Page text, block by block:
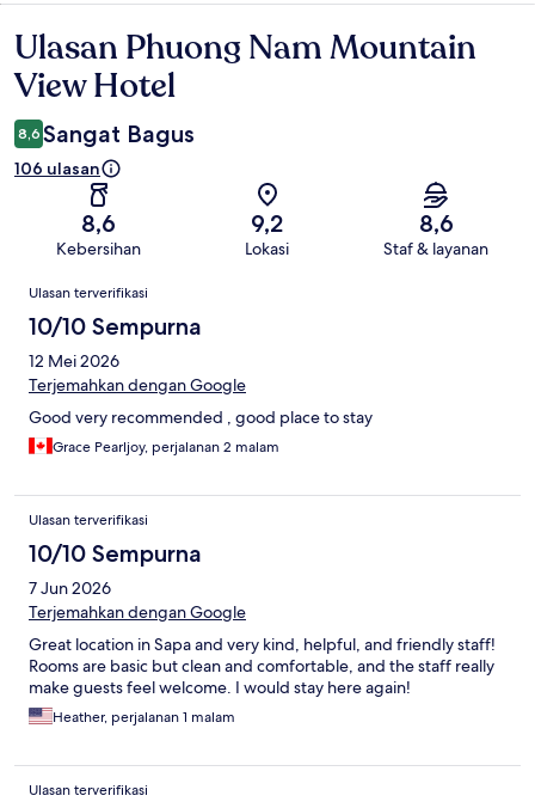
Ulasan
Ulasan Phuong Nam Mountain
View Hotel
8,6 Sangat Bagus
106 ulasan
8,6
Kebersihan
9,2
Lokasi
8,6
Staf & layanan
Ulasan
Ulasan terverifikasi
10/10 Sempurna
12 Mei 2026
Terjemahkan dengan Google
Good very recommended , good place to stay
Grace Pearljoy, perjalanan 2 malam
Ulasan terverifikasi
10/10 Sempurna
7 Jun 2026
Terjemahkan dengan Google
Great location in Sapa and very kind, helpful, and friendly staff!
Rooms are basic but clean and comfortable, and the staff really
make guests feel welcome. I would stay here again!
Heather, perjalanan 1 malam
Ulasan terverifikasi